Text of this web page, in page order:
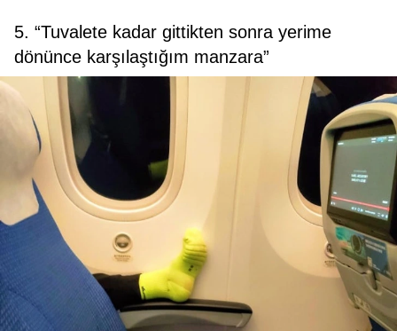
5. “Tuvalete kadar gittikten sonra yerime
dönünce karşılaştığım manzara”